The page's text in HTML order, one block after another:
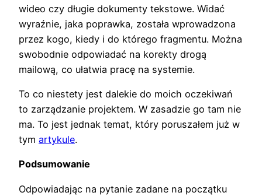
wideo czy długie dokumenty tekstowe. Widać
wyraźnie, jaka poprawka, została wprowadzona
przez kogo, kiedy i do którego fragmentu. Można
swobodnie odpowiadać na korekty drogą
mailową, co ułatwia pracę na systemie.
To co niestety jest dalekie do moich oczekiwań
to zarządzanie projektem. W zasadzie go tam nie
ma. To jest jednak temat, który poruszałem już w
tym artykule.
Podsumowanie
Odpowiadając na pytanie zadane na początku